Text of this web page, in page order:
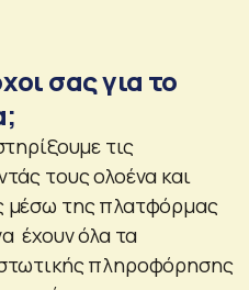
σας για το
τις
τους ολοένα και
μέσω της πλατφόρμας
έχουν όλα τα
πληροφόρησης